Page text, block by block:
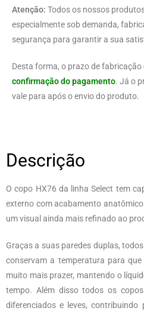
Atenção: Todos os nossos
especialmente sob demanda,
segurança para garantir a sua
Desta forma, o prazo de fabricação
confirmação do pagamento. Já o
vale para após o envio do produto.
Descrição
O copo HX76 da linha Select tem
externo com acabamento
um visual ainda mais refinado ao
Graças a suas paredes duplas,
conservam a temperatura para
muito mais prazer, mantendo o
tempo. Além disso todos os
diferenciados e leves,